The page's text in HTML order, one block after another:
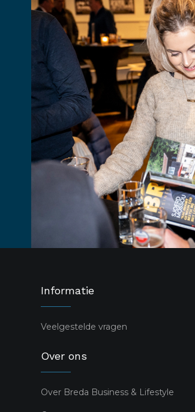
Informatie
Veelgestelde vragen
Over ons
Over Breda Business & Lifestyle